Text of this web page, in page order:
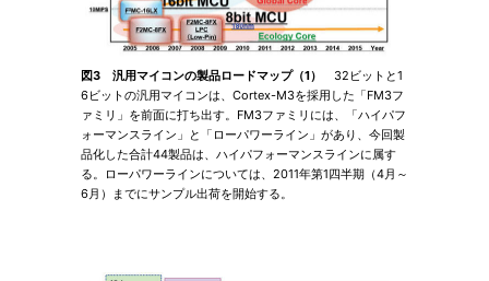
図3 汎用マイコンの製品ロードマップ（1）
32ビットと1
6ビットの汎用マイコンは、Cortex-M3を採用した「FM3フ
ァミリ」を前面に打ち出す。FM3ファミリには、「ハイパフ
ォーマンスライン」と「ローパワーライン」があり、今回製
品化した合計44製品は、ハイパフォーマンスラインに属す
る。ローパワーラインについては、2011年第1四半期（4月～
6月）までにサンプル出荷を開始する。